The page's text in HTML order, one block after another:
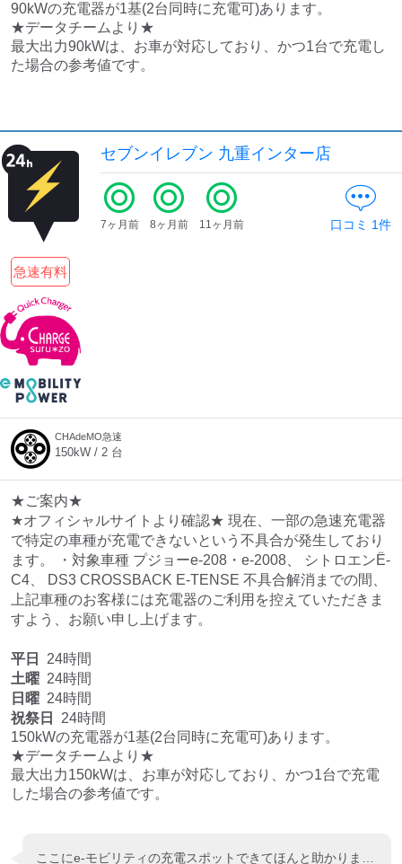
検索する
90kWの充電器が1基(2台同時に充電可)あります。
★データチームより★
最大出力90kWは、お車が対応しており、かつ1台で充電し
セブンイレブン 九重インター店
急速有料
7ヶ月前 8ヶ月前 11ヶ月前 口コミ 1件
CHAdeMO急速
150kW / 2 台
★ご案内★
★オフィシャルサイトより確認★ 現在、一部の急速充電器
で特定の車種が充電できないという不具合が発生しており
ます。 ・対象車種 プジョーe-208・e-2008、 シトロエンË-
C4、 DS3 CROSSBACK E-TENSE 不具合解消までの間、
上記車種のお客様には充電器のご利用を控えていただきま
すよう、お願い申し上げます。
平日
24時間
土曜 24時間
日曜 24時間
祝祭日
24時間
150kWの充電器が1基(2台同時に充電可)あります。
★データチームより★
最大出力150kWは、お車が対応しており、かつ1台で充電